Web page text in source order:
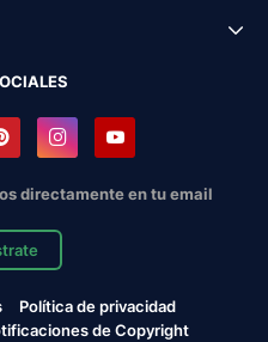
directamente en tu email
Política de privacidad
de Copyright